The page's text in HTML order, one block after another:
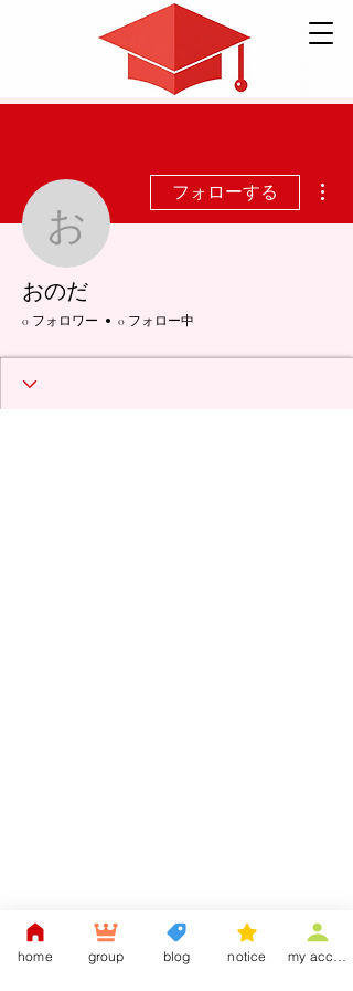
おのだ
フォローする
おのだ
0 フォロワー 0 フォロー中
home group blog notice